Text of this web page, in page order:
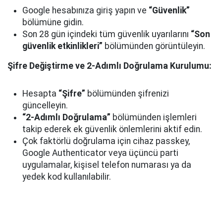
Google hesabınıza giriş yapın ve “Güvenlik”
bölümüne gidin.
Son 28 gün içindeki tüm güvenlik uyarılarını “Son
güvenlik etkinlikleri” bölümünden görüntüleyin.
Şifre Değiştirme ve 2-Adımlı Doğrulama Kurulumu:
Hesapta “Şifre” bölümünden şifrenizi
güncelleyin.
“2-Adımlı Doğrulama” bölümünden işlemleri
takip ederek ek güvenlik önlemlerini aktif edin.
Çok faktörlü doğrulama için cihaz passkey,
Google Authenticator veya üçüncü parti
uygulamalar, kişisel telefon numarası ya da
yedek kod kullanılabilir.